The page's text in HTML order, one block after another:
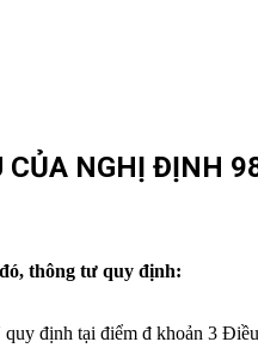
CỦA NGHỊ ĐỊNH
thông tư quy định:
quy định tại điểm đ khoản 3